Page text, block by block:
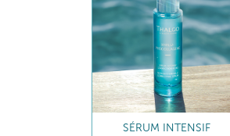
GEL-CRÈME CORRECTION